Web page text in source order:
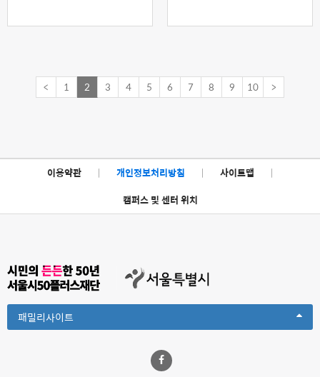
< 1 2 3 4 5 6 7 8 9 10 >
이용약관 | 개인정보처리방침 | 사이트맵
|
캠퍼스 및 센터 위치
패밀리사이트Toggle
Dropdown